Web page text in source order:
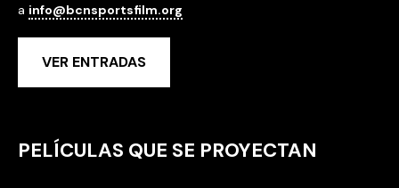
a info@bcnsportsfilm.org
VER ENTRADAS
PELÍCULAS QUE SE PROYECTAN